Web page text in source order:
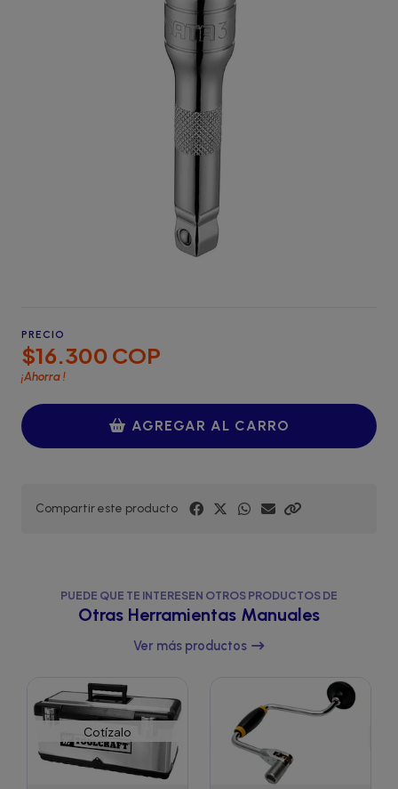
PRECIO
$16.300 COP
¡Ahorra!
AGREGAR AL CARRO
Compartir este producto
PUEDE QUE TE INTERESEN OTROS PRODUCTOS DE
Otras Herramientas Manuales
Ver más productos
Cotízalo